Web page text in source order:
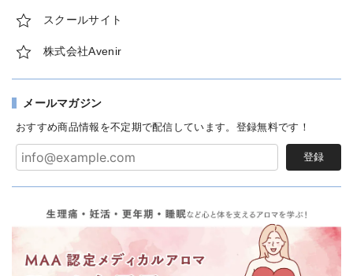
スクールサイト
株式会社Avenir
メールマガジン
おすすめ商品情報を不定期で配信しています。登録無料です！
登録